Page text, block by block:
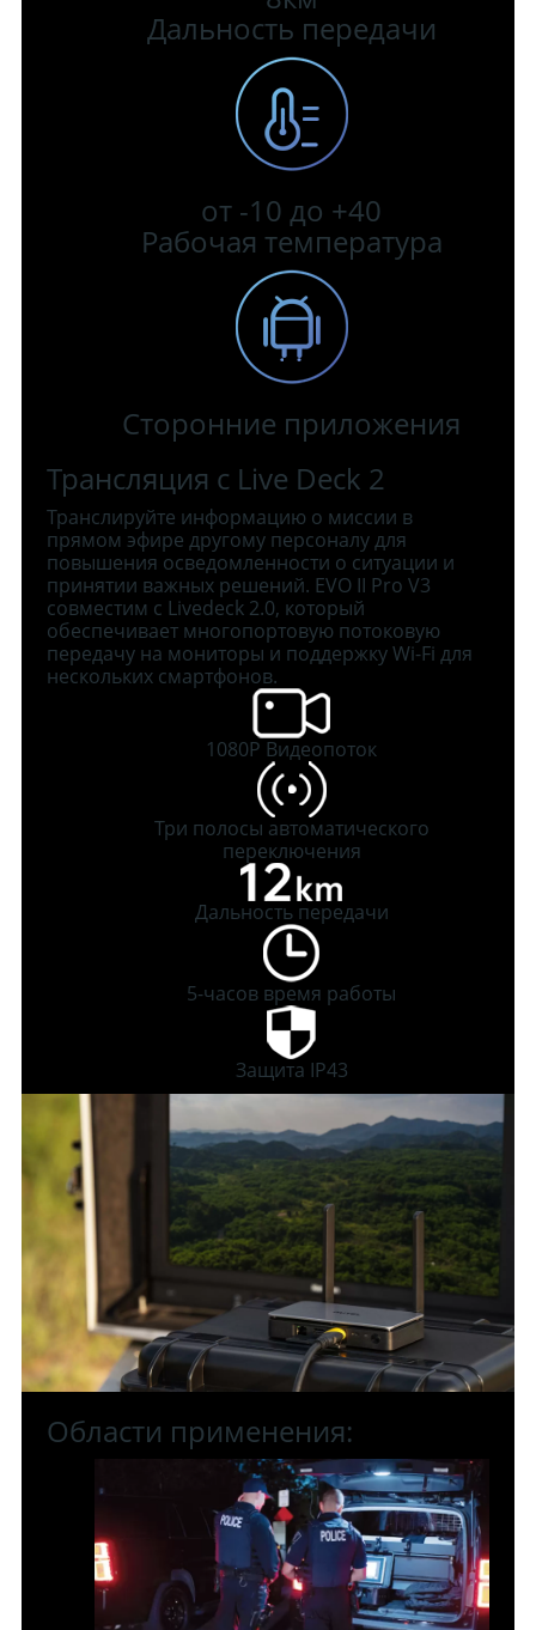
Дальность передачи
от -10 до +40
Рабочая температура
Сторонние приложения
Трансляция с Live Deck 2
Транслируйте информацию о миссии в
прямом эфире другому персоналу для
повышения осведомленности о ситуации и
принятии важных решений. EVO II Pro V3
совместим с Livedeck 2.0, который
обеспечивает многопортовую потоковую
передачу на мониторы и поддержку Wi-Fi для
нескольких смартфонов.
1080P Видеопоток
Три полосы автоматического
переключения
Дальность передачи
5-часов время работы
Защита IP43
Области применения: